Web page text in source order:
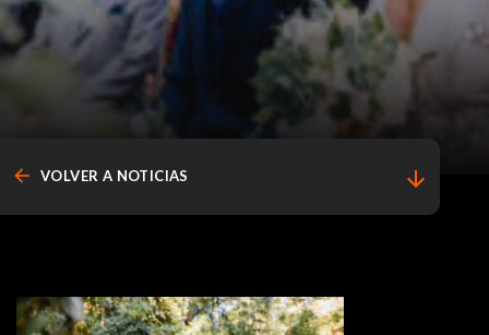
arrow_back VOLVER A NOTICIAS arrow_downward